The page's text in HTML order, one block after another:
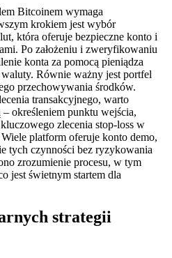
Bitcoinem wymaga
krokiem jest wybór
która oferuje bezpieczne konto i
Po założeniu i zweryfikowaniu
konta za pomocą pieniądza
Równie ważny jest portfel
przechowywania środków.
transakcyjnego, warto
określeniem punktu wejścia,
zlecenia stop-loss w
platform oferuje konto demo,
tych czynności bez ryzykowania
zrozumienie procesu, w tym
jest świetnym startem dla
strategii